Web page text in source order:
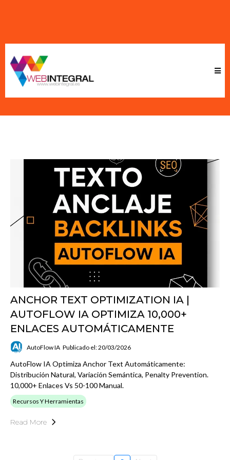
ANCHOR TEXT OPTIMIZATION IA |
AUTOFLOW IA OPTIMIZA 10,000+
ENLACES AUTOMÁTICAMENTE
AutoFlow IA Publicado el: 20/03/2026
AutoFlow IA Optimiza Anchor Text Automáticamente:
Distribución Natural, Variación Semántica, Penalty Prevention.
10,000+ Enlaces Vs 50-100 Manual.
Recursos Y Herramientas
Read More